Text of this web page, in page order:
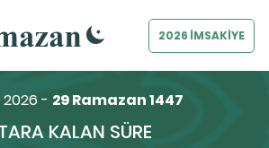
2026 İMSAKİYE
2026 - 29 Ramazan 1447
KALAN SÜRE